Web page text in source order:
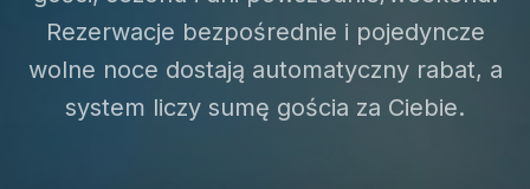
Rezerwacje bezpośrednie i pojedyncze
wolne noce dostają automatyczny rabat, a
system liczy sumę gościa za Ciebie.